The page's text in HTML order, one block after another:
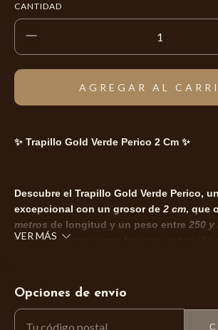
CANTIDAD
✨ Trapillo Gold Verde Perico 2 Cm ✨
Descubre el Trapillo Gold Verde Perico,
excepcional con un grosor de 2 cm, que
metros de longitud y un peso entre 250 y
Perfecto para quienes buscan un trapillo
destaca por su textura suave y uniforme,
tejido cómodo y sin fatiga. Su color
VER MÁS
ENTREGAS PARA EL CP:
Opciones de envío